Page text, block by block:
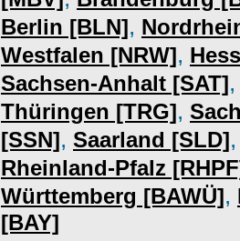
Berlin [BLN],
Westfalen [NRW],
Sachsen-Anhalt [SAT],
Thüringen [TRG],
[SSN], Saarland [SLD],
Rheinland-Pfalz
Württemberg [BAWÜ],
[BAY]